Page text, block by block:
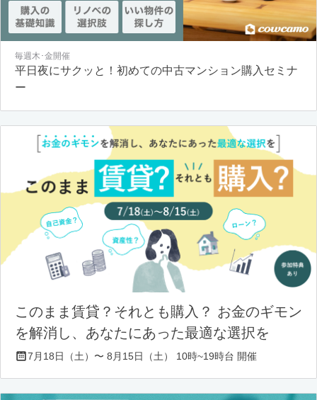
毎週木･金開催
平日夜にサクッと！初めての中古マンション購入セミナ
ー
このまま賃貸？それとも購入？ お金のギモン
を解消し、あなたにあった最適な選択を
7月18日（土）〜 8月15日（土） 10時~19時台 開催